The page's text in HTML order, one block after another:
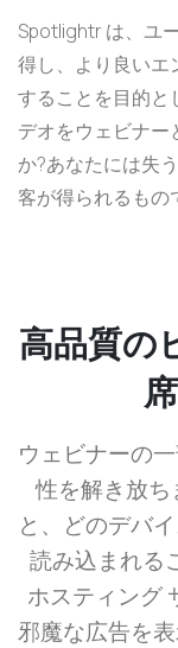
Spotlightr は、ユ
得し、より良いエ
することを目的
デオをウェビナー
か?あなたには失
客が得られるもの
高品質の
ウェビナーの
性を解き放
と、どのデバ
読み込まれる
ホスティング
邪魔な広告を